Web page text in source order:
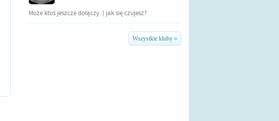
Może ktoś jeszcze dołączy :) jak się czujesz?
Wszystkie kluby »